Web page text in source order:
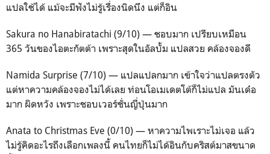
แปลใช้ได้ แม้จะมีฟังไม่รู้เรื่องนิดนึง แต่ก็อิน
Sakura no Hanabiratachi (9/10) — ชอบมาก เปรียบเหมือน
365 วันของไอตะกัตต้า เพราะสุดในอัลบั้ม แปลสวย คล้องจองดี
Namida Surprise (7/10) — แปลแปลกมาก เข้าใจว่าแปลตรงตัว
แต่หาความคล้องจองไม่ได้เลย ท่อนโอเมเดตโต้ก็ไม่แปล มันเด๋อ
มาก ผิดหวัง เพราะชอบเวอร์ชั่นญี่ปุ่นมาก
Anata to Christmas Eve (0/10) — หาความไพเราะไม่เจอ แล้ว
ไม่รู้คิดอะไรถึงเลือกเพลงนี้ คนไทยก็ไม่ได้อินกับคริสต์มาสขนาด